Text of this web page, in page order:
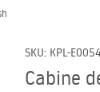
SKU: KPL-
Cabine